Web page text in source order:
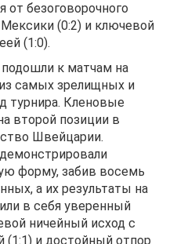
безоговорочного
(0:2) и ключевой
(1:0).
к матчам на
самых зрелищных и
турнира. Кленовые
второй позиции в
Швейцарии.
форму, забив восемь
а их результаты на
в себя уверенный
ничейный исход с
(1:1) и достойный отпор